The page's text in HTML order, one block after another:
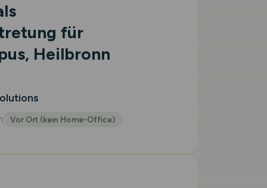
für
Heilbronn
Vor Ort (kein Home-Office)